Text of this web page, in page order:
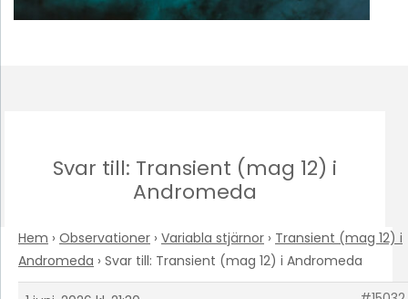
Svar till: Transient (mag 12) i
Andromeda
Hem › Observationer › Variabla stjärnor › Transient (mag 12) i
Andromeda › Svar till: Transient (mag 12) i Andromeda